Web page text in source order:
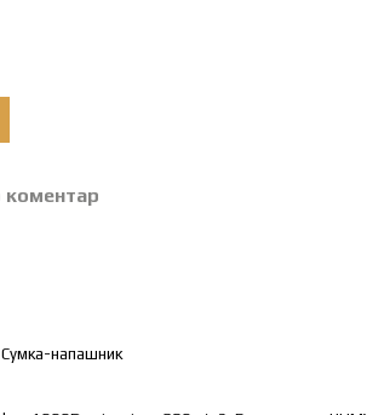
коментар
Сумка-напашник